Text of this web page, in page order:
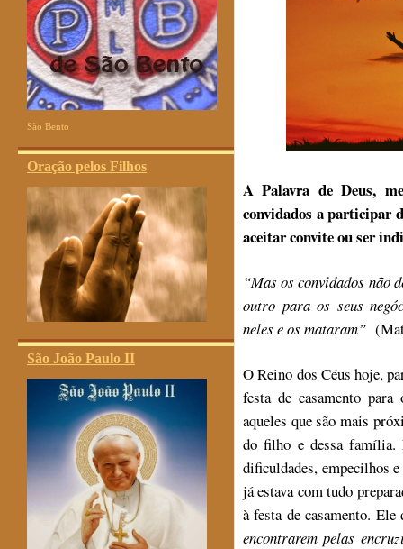
São Bento
Oração pelos Filhos
São João Paulo II
A Palavra de Deus,
convidados a participar
aceitar convite ou ser
“Mas os convidados não
outro para os seus
neles e os mataram”
O Reino dos Céus hoje,
festa de casamento
aqueles que são mais
do filho e dessa família.
dificuldades, empecilhos
já estava com tudo
à festa de casamento.
encontrarem pelas